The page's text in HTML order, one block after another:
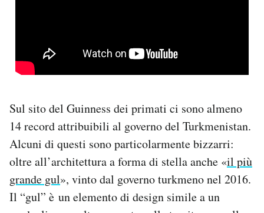
Sul sito del Guinness dei primati ci sono almeno
14 record attribuibili al governo del Turkmenistan.
Alcuni di questi sono particolarmente bizzarri:
oltre all’architettura a forma di stella anche «il più
grande gul», vinto dal governo turkmeno nel 2016.
Il “gul” è un elemento di design simile a un